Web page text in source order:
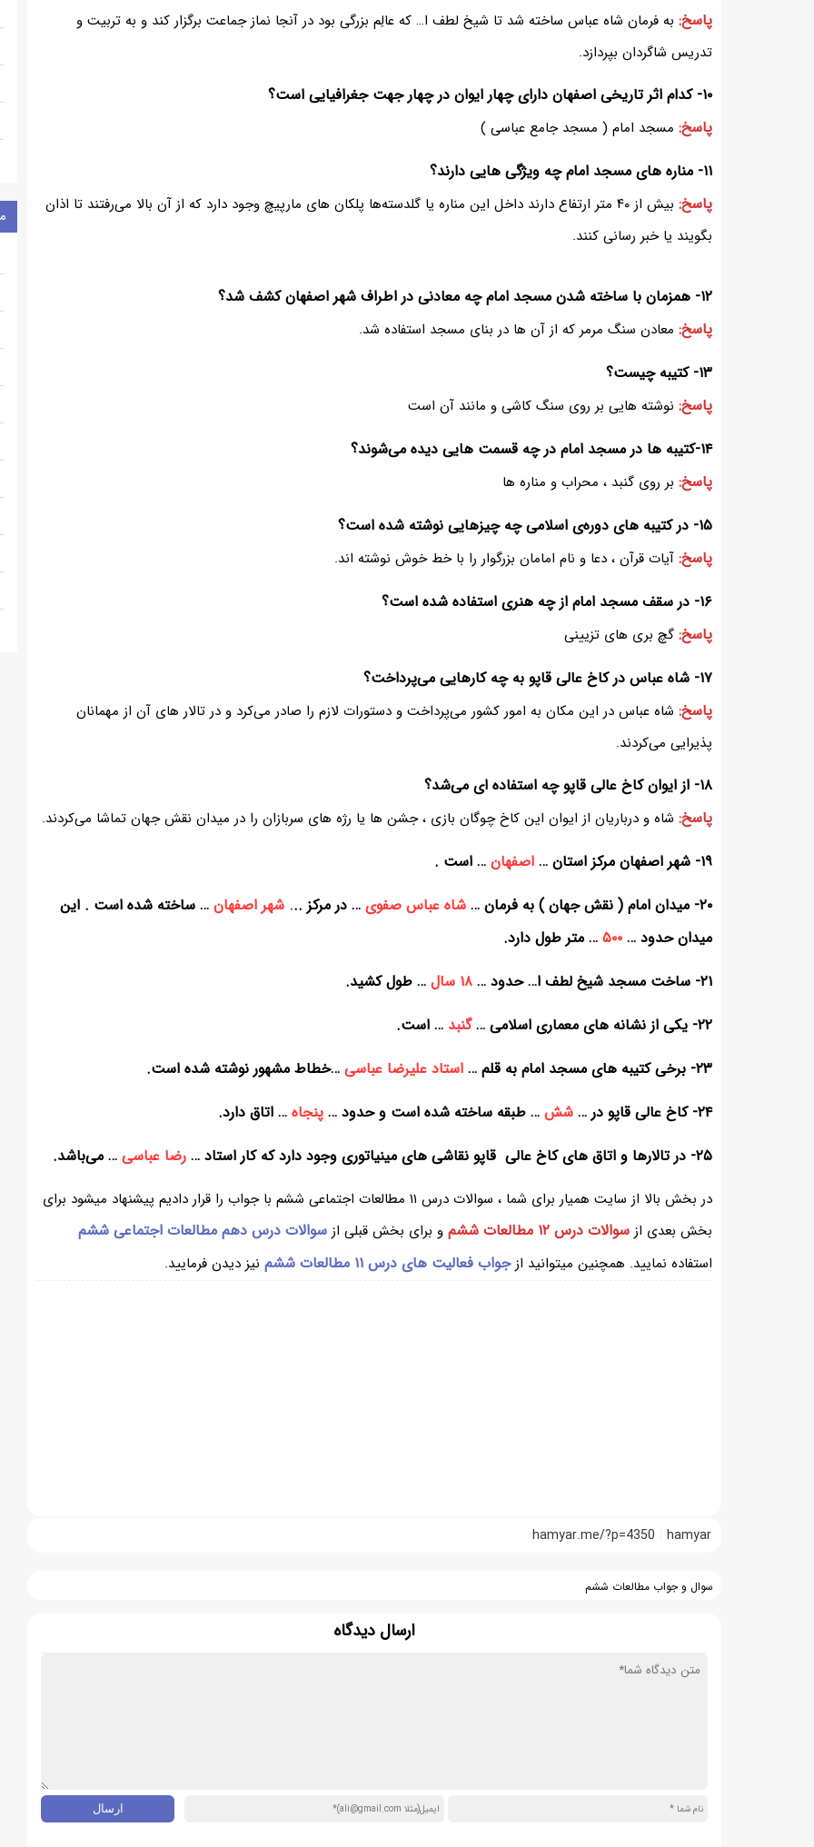
پاسخ: به فرمان شاه عباس ساخته شد تا شیخ لطف ا… که عالِم بزرگی بود در آنجا نماز جماعت برگزار کند و به تربیت و
تدریس شاگردان بپردازد.
۱۰- کدام اثر تاریخی اصفهان دارای چهار ایوان در چهار جهت جغرافیایی است؟
پاسخ: مسجد امام ( مسجد جامع عباسی )
۱۱- مناره های مسجد امام چه ویژگی هایی دارند؟
پاسخ:
بیش از ۴۰ متر ارتفاع دارند داخل این مناره یا گلدسته‌ها پلکان های مارپیچ وجود دارد که از آن بالا می‌‌رفتند تا اذان
بگویند یا خبر رسانی کنند.
۱۲- همزمان با ساخته شدن مسجد امام چه معادنی در اطراف شهر اصفهان کشف شد؟
پاسخ: معادن سنگ مرمر که از آن ها در بنای مسجد استفاده شد.
۱۳- کتیبه چیست؟
پاسخ: نوشته هایی بر روی سنگ کاشی و مانند آن است
۱۴-کتیبه ها در مسجد امام در چه قسمت هایی دیده می‌‌شوند؟
پاسخ: بر روی گنبد ، محراب و مناره ها
۱۵- در کتیبه های دوره‌ی اسلامی چه چیزهایی نوشته شده است؟
پاسخ: آیات قرآن ، دعا و نام امامان بزرگوار را با خط خوش نوشته اند.
۱۶- در سقف مسجد امام از چه هنری استفاده شده است؟
پاسخ: گچ بری های تزیینی
۱۷- شاه عباس در کاخ عالی قاپو به چه کارهایی می‌‌پرداخت؟
پاسخ: شاه عباس در این مکان به امور کشور می‌‌پرداخت و دستورات لازم را صادر می‌‌کرد و در تالار های آن از مهمانان
پذیرایی می‌‌کردند.
۱۸- از ایوان کاخ عالی قاپو چه استفاده ای می‌‌شد؟
پاسخ: شاه و درباریان از ایوان این کاخ چوگان بازی ، جشن ها یا رژه های سربازان را در میدان نقش جهان تماشا می‌‌کردند.
۱۹- شهر اصفهان مرکز استان … اصفهان … است .
۲۰- میدان امام ( نقش جهان ) به فرمان …
شاه عباس صفوی … در مرکز ... شهر اصفهان … ساخته شده است . این
میدان حدود … ۵۰۰ … متر طول دارد.
۲۱- ساخت مسجد شیخ لطف ا… حدود …
… طول کشید.
۲۲- یکی از نشانه های معماری اسلامی …
گنبد … است.
۲۳- برخی کتیبه های مسجد امام به قلم …
استاد علیرضا عباسی …خطاط مشهور نوشته شده است.
۲۴- کاخ عالی قاپو در …
شش … طبقه ساخته شده است و حدود … پنجاه … اتاق دارد.
۲۵- در تالارها و اتاق های کاخ عالی قاپو نقاشی های مینیاتوری وجود دارد که کار استاد …
رضا عباسی … می‌‌باشد.
در بخش بالا از سایت همیار برای شما ، سوالات درس ۱۱ مطالعات اجتماعی ششم با جواب را قرار دادیم پیشنهاد میشود برای
بخش بعدی از سوالات درس ۱۲ مطالعات ششم و برای بخش قبلی از سوالات درس دهم مطالعات اجتماعی ششم
استفاده نمایید. همچنین میتوانید ازجواب فعالیت های درس ۱۱ مطالعات ششم نیز دیدن فرمایید.
hamyar
hamyar.me/?p=4350
سوال و جواب مطالعات ششم
ارسال دیدگاه